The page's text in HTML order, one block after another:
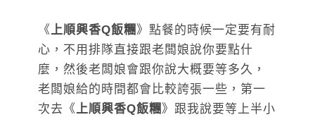
《上順興香Q飯糰》點餐的時候一定要有耐
心，不用排隊直接跟老闆娘說你要點什
麼，然後老闆娘會跟你說大概要等多久，
老闆娘給的時間都會比較誇張一些，第一
次去《上順興香Q飯糰》跟我說要等上半小